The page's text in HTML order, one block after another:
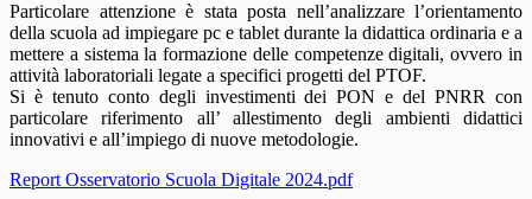
Particolare attenzione è stata posta nell’analizzare l’orientamento
della scuola ad impiegare pc e tablet durante la didattica ordinaria e a
mettere a sistema la formazione delle competenze digitali, ovvero in
attività laboratoriali legate a specifici progetti del PTOF.
Si è tenuto conto degli investimenti dei PON e del PNRR con
particolare riferimento all’ allestimento degli ambienti didattici
innovativi e all’impiego di nuove metodologie.
Report Osservatorio Scuola Digitale 2024.pdf